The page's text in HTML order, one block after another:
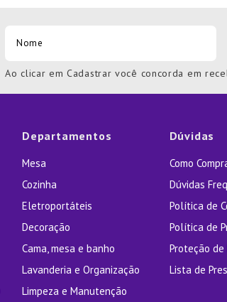
Ao clicar em Cadastrar você concorda em
Departamentos
Mesa
Cozinha
Eletroportáteis
Decoração
Cama, mesa e banho
Lavanderia e Organização
Limpeza e Manutenção
Dúvidas
Como
Dúvidas
Política de
Política de
Proteção de
Lista de